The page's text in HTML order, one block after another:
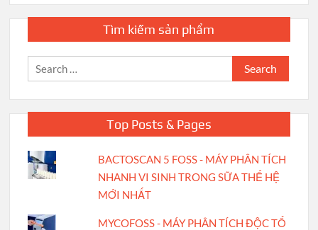
Tìm kiếm sản phẩm
Search
for:
Top Posts & Pages
BACTOSCAN 5 FOSS - MÁY PHÂN TÍCH
NHANH VI SINH TRONG SỮA THẾ HỆ
MỚI NHẤT
MYCOFOSS - MÁY PHÂN TÍCH ĐỘC TỐ